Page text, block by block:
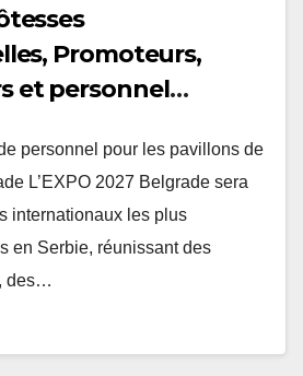
Promoteurs,
et personnel
personnel pour les pavillons de
L’EXPO 2027 Belgrade sera
internationaux les plus
en Serbie, réunissant des
des…